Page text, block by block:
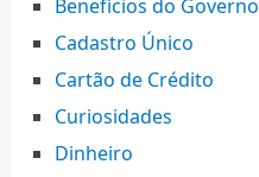
Benefícios do Governo
Cadastro Único
Cartão de Crédito
Curiosidades
Dinheiro